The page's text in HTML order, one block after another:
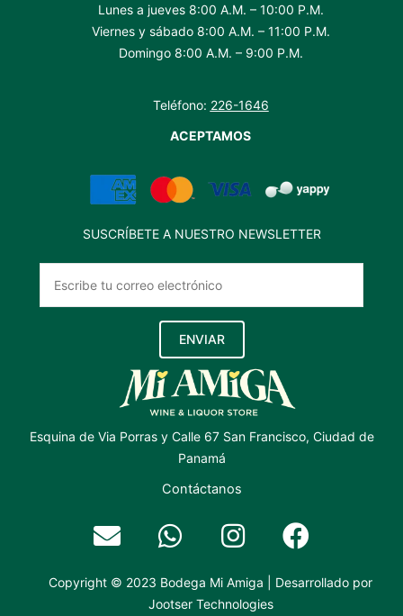
Lunes a jueves 8:00 A.M. – 10:00 P.M.
Viernes y sábado 8:00 A.M. – 11:00 P.M.
Domingo 8:00 A.M. – 9:00 P.M.
Teléfono: 226-1646
ACEPTAMOS
SUSCRÍBETE A NUESTRO NEWSLETTER
ENVIAR
Esquina de Via Porras y Calle 67 San Francisco, Ciudad de
Panamá
Contáctanos
Copyright © 2023 Bodega Mi Amiga | Desarrollado por
Jootser Technologies